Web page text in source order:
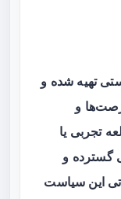
تهیه شده و
و
تجربی یا
گسترده و
این سیاست